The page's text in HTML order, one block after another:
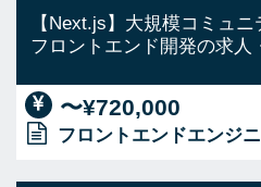
【Next.js】大規模コミュ
フロントエンド開発の求人
〜¥720,000
フロントエンドエンジ